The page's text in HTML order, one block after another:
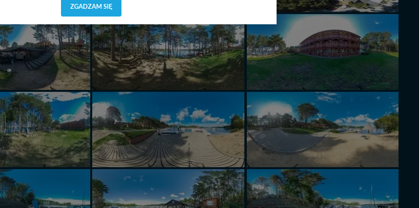
przekazanie Twoich danych jest elementem usługi (przekazanie danych z formularza
wRegulaminie Serwisu.
jest: Agencja Reklamowa Kreacja Monika Borkowska, z siedzibą ul. Wiejska 17,
skontaktować się za pośrednictwem tejstrony.
dostępu do swoich danych, zażądać ich poprawienia lub usunięcia, zabronić ich
że nie zawsze jest możliwe techniczne zrealizowanie Twoich praw w odniesieniu do
cookies. Twoja przeglądarka umożliwia Ci skasowanie tych plików - w pewnych
zrobić za Ciebie.
odkrywania Mazur na nowo...
ZGADZAM SIĘ